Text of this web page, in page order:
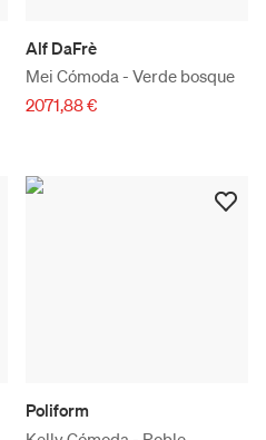
Alf DaFrè
Mei Cómoda - Verde bosque
2071,88 €
Poliform